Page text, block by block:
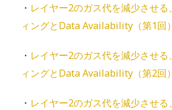
・ レイヤー2のガス代を減少させ
ィングとData Availability（第1回）
・ レイヤー2のガス代を減少させ
ィングとData Availability（第2回）
・ レイヤー2のガス代を減少させ